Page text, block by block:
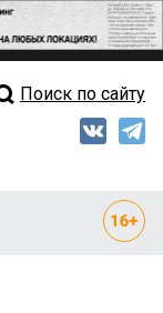
выпуск
Поиск по сайту